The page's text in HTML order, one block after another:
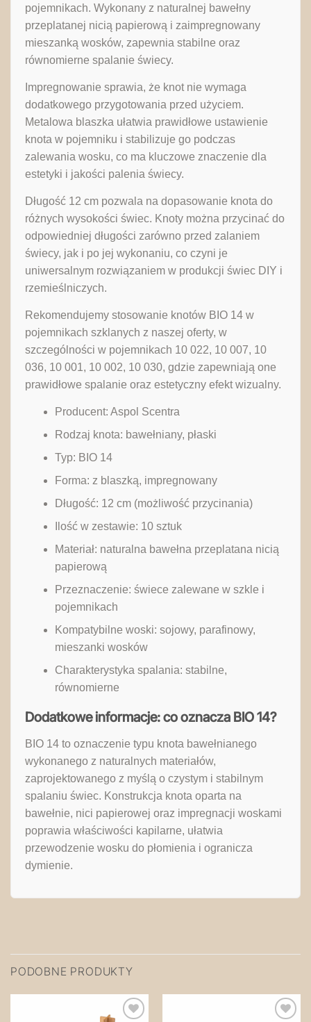
pojemnikach. Wykonany z naturalnej bawełny
przeplatanej nicią papierową i zaimpregnowany
mieszanką wosków, zapewnia stabilne oraz
równomierne spalanie świecy.
Impregnowanie sprawia, że knot nie wymaga
dodatkowego przygotowania przed użyciem.
Metalowa blaszka ułatwia prawidłowe ustawienie
knota w pojemniku i stabilizuje go podczas
zalewania wosku, co ma kluczowe znaczenie dla
estetyki i jakości palenia świecy.
Długość 12 cm pozwala na dopasowanie knota do
różnych wysokości świec. Knoty można przycinać do
odpowiedniej długości zarówno przed zalaniem
świecy, jak i po jej wykonaniu, co czyni je
uniwersalnym rozwiązaniem w produkcji świec DIY i
rzemieślniczych.
Rekomendujemy stosowanie knotów BIO 14 w
pojemnikach szklanych z naszej oferty, w
szczególności w pojemnikach 10 022, 10 007, 10
036, 10 001, 10 002, 10 030, gdzie zapewniają one
prawidłowe spalanie oraz estetyczny efekt wizualny.
Producent: Aspol Scentra
Rodzaj knota: bawełniany, płaski
Typ: BIO 14
Forma: z blaszką, impregnowany
Długość: 12 cm (możliwość przycinania)
Ilość w zestawie: 10 sztuk
Materiał: naturalna bawełna przeplatana nicią
papierową
Przeznaczenie: świece zalewane w szkle i
pojemnikach
Kompatybilne woski: sojowy, parafinowy,
mieszanki wosków
Charakterystyka spalania: stabilne,
równomierne
Dodatkowe informacje: co oznacza BIO 14?
BIO 14 to oznaczenie typu knota bawełnianego
wykonanego z naturalnych materiałów,
zaprojektowanego z myślą o czystym i stabilnym
spalaniu świec. Konstrukcja knota oparta na
bawełnie, nici papierowej oraz impregnacji woskami
poprawia właściwości kapilarne, ułatwia
przewodzenie wosku do płomienia i ogranicza
dymienie.
PODOBNE PRODUKTY